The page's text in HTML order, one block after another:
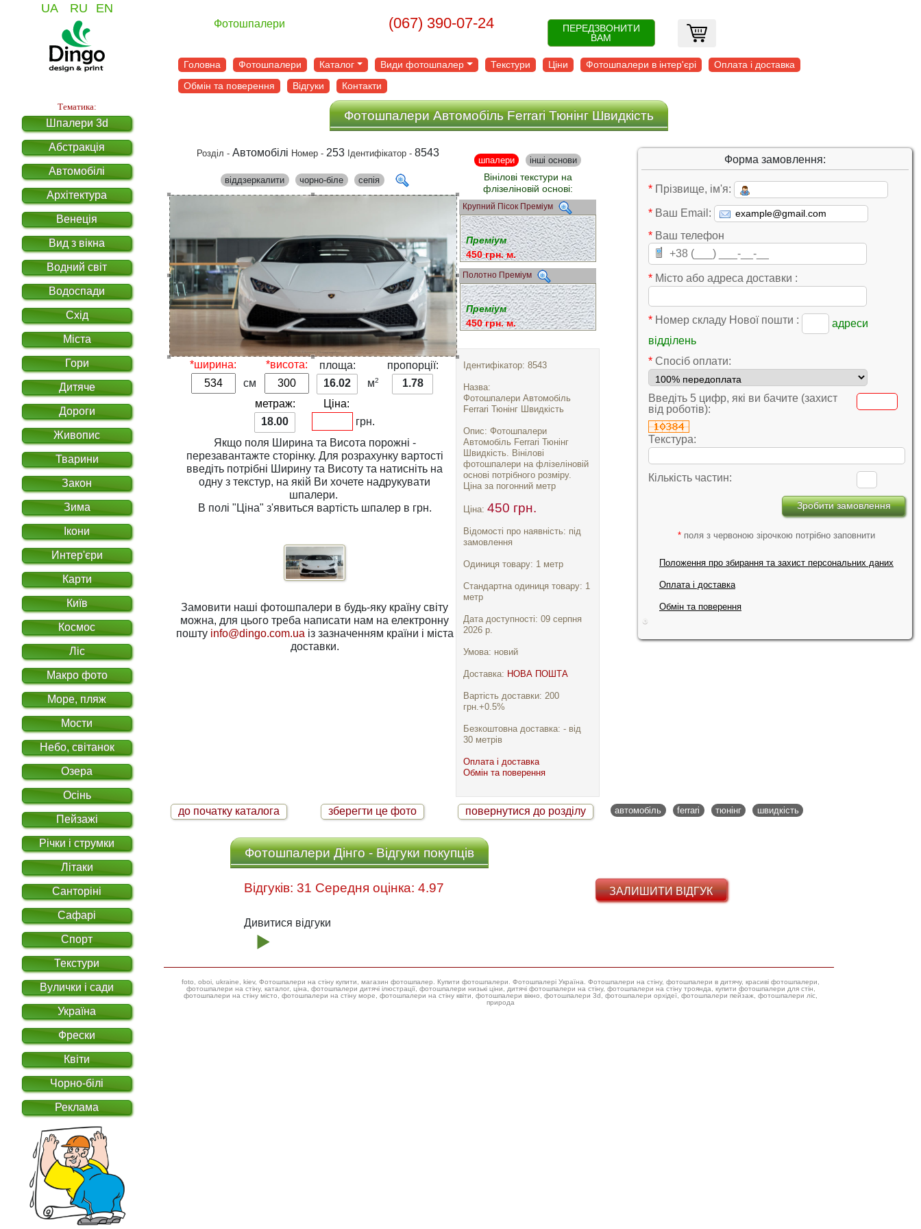
UA RU EN
Фотошпалери (067) 390-07-24
ПЕРЕДЗВОНИТИ
ВАМ
Головна Фотошпалери Каталог Види фотошпалер Текстури Ціни Фотошпалери в інтер'єрі
Оплата і доставка
Обмін та поверення
Відгуки Контакти
Тематика:
Шпалери 3d
Абстракція
Автомобілі
Архітектура
Венеція
Вид з вікна
Водний світ
Водоспади
Схід
Міста
Гори
Дитяче
Дороги
Живопис
Тварини
Закон
Зима
Ікони
Интер'єри
Карти
Київ
Космос
Ліс
Макро фото
Море, пляж
Мости
Небо, світанок
Озера
Осінь
Пейзажі
Річки і струмки
Літаки
Санторіні
Сафарі
Спорт
Текстури
Вулички і сади
Україна
Фрески
Квіти
Чорно-білі
Реклама
Фотошпалери Автомобіль Ferrari Тюнінг Швидкість
Розділ -Автомобілі Номер - 253 Ідентифікатор -8543
віддзеркалити чорно-біле сепія
*ширина:
см
*висота:
площа:
16.02
м2
пропорції:
1.78
метраж:
18.00
Ціна:
грн.
Якщо поля Ширина та Висота порожні -
перезавантажте сторінку. Для розрахунку вартості
введіть потрібні Ширину та Висоту та натисніть на
одну зтекстур, на якій Ви хочете надрукувати
шпалери.
В полі "Ціна" з'явиться вартість шпалер в грн.
Замовити наші фотошпалери в будь-яку країну світу
можна, для цього треба написати нам на електронну
пошту info@dingo.com.ua із зазначенням країни і міста
доставки.
шпалери інші основи
Вінілові текстури на
флізеліновій основі:
Крупний Пісок Преміум
Преміум
450 грн. м.
Полотно Преміум
Преміум
450 грн. м.
Ідентифікатор: 8543
Назва:
Фотошпалери Автомобіль
Ferrari Тюнінг Швидкість
Опис: Фотошпалери
Автомобіль Ferrari Тюнінг
Швидкість. Вінілові
фотошпалери на флізеліновій
основі потрібного розміру.
Ціна за погонний метр
Ціна: 450 грн.
Відомості про наявність: під
замовлення
Одиниця товару: 1 метр
Стандартна одиниця товару: 1
метр
Дата доступності: 09 серпня
2026 р.
Умова: новий
Доставка: НОВА ПОШТА
Вартість доставки: 200
грн.+0.5%
Безкоштовна доставка: - від
30 метрів
Оплата і доставка
Обмін та поверення
Форма замовлення:
* Прізвище, ім'я:
* Ваш Email:
* Ваш телефон
* Місто або адреса доставки :
* Номер складу Нової пошти :
адреси
відділень
* Cпосіб оплати:
Введіть 5 цифр, які ви бачите (захист
від роботів):
Текстура:
Кількість частин:
* поля з червоною зірочкою потрібно заповнити
Положення про збирання та захист персональних даних
Оплата і доставка
Обмін та поверення
до початку каталога зберегти це фото повернутися до розділу автомобіль ferrari тюнінг швидкість
Фотошпалери Дінго - Відгуки покупців
ЗАЛИШИТИ ВІДГУК
Відгуків: 31 Середня оцінка: 4.97
Дивитися відгуки
foto, oboi, ukraine, kiev, Фотошпалери на стіну купити, магазин фотошпалер. Купити фотошпалери. Фотошпалері Україна. Фотошпалери на стіну, фотошпалери в дитячу, красиві фотошпалери,
фотошпалери на стіну, каталог, ціна, фотошпалери дитячі ілюстрації, фотошпалери низькі ціни, дитячі фотошпалери на стіну, фотошпалери на стіну троянда, купити фотошпалери для стін,
фотошпалери на стіну місто, фотошпалери на стіну море, фотошпалери на стіну квіти, фотошпалери вікно, фотошпалери 3d, фотошпалери орхідеї, фотошпалери пейзаж, фотошпалери ліс,
природа